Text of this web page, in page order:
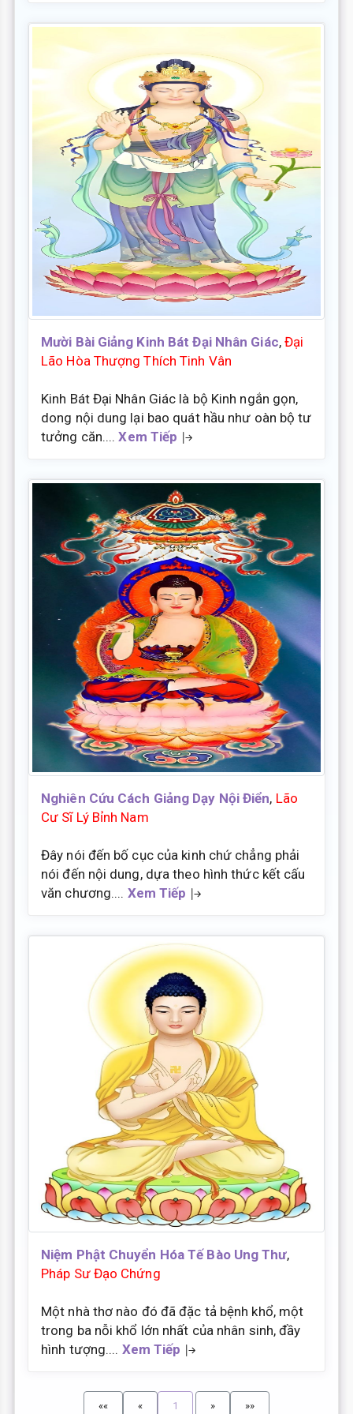
Mười Bài Giảng Kinh Bát Đại Nhân Giác, Đại
Lão Hòa Thượng Thích Tinh Vân
Kinh Bát Đại Nhân Giác là bộ Kinh ngắn gọn,
dong nội dung lại bao quát hầu như oàn bộ tư
tưởng căn....Xem Tiếp
Nghiên Cứu Cách Giảng Dạy Nội Điển, Lão
Cư Sĩ Lý Bỉnh Nam
Đây nói đến bố cục của kinh chứ chẳng phải
nói đến nội dung, dựa theo hình thức kết cấu
văn chương.... Xem Tiếp
Niệm Phật Chuyển Hóa Tế Bào Ung Thư,
Pháp Sư Đạo Chứng
Một nhà thơ nào đó đã đặc tả bệnh khổ, một
trong ba nỗi khổ lớn nhất của nhân sinh, đầy
hình tượng.... Xem Tiếp
«« « 1 » »»